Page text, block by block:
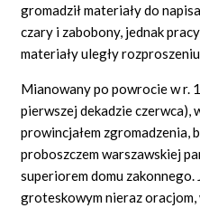
gromadził materiały do
czary i zabobony, jednak
materiały uległy
Mianowany po powrocie w r.
pierwszej dekadzie
prowincjałem zgromadzenia,
proboszczem warszawskiej
superiorem domu zakonnego.
groteskowym nieraz